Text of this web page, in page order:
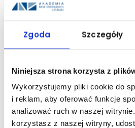
Zgoda Szczegóły
Niniejsza strona korzysta z
Wykorzystujemy pliki cookie do
i reklam, aby oferować funkcje
analizować ruch w naszej
korzystasz z naszej witryny,
Pływanie
– Termin zajęć do uzgodnienia,
Dołącz do nas, rozwijaj swoje
znajomości i bądź częścią tej
Czekamy na Ciebie!
Data publikacji: 26 lutego 2025
UDOSTĘPNIJ: